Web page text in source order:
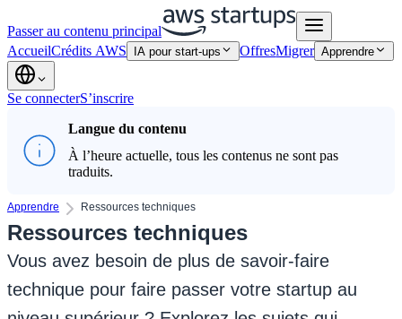
Passer au contenu principal
AccueilCrédits AWS IA pour start-ups OffresMigrer Apprendre
Se connecterS’inscrire
Langue du contenu
À l’heure actuelle, tous les contenus ne sont pas
traduits.
Apprendre Ressources techniques
Ressources techniques
Vous avez besoin de plus de savoir-faire
technique pour faire passer votre startup au